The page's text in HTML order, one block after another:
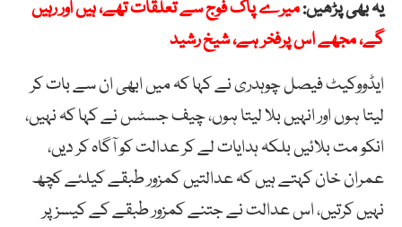
یہ بھی پڑھیں:میرے پاک فوج سے تعلقات تھے، ہیں اور رہیں
گے، مجھے اس پرفخر ہے، شیخ رشید
ایڈووکیٹ فیصل چوہدری نے کہا کہ میں ابھی ان سے بات کر
لیتا ہوں اور انہیں بلا لیتا ہوں، چیف جسٹس نے کہا کہ نہیں،
انکو مت بلائیں بلکہ ہدایات لے کر عدالت کو آگاہ کر دیں،
عمران خان کہتے ہیں کہ عدالتیں کمزور طبقے کیلئے کچھ
نہیں کرتیں، اس عدالت نے جتنے کمزور طبقے کے کیسز پر